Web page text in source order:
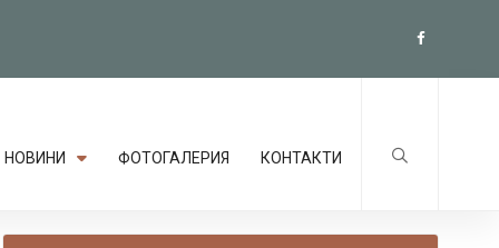
НОВИНИ ФОТОГАЛЕРИЯ КОНТАКТИ